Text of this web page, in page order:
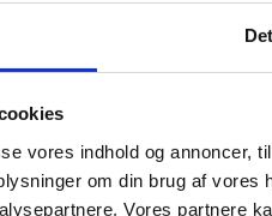
vores indhold og annoncer,
om din brug af
Vores partnere
Projekter i Alpaca skal
farver. Så hvis du vil
sikker vej med dine
1 farver her. Hvis du gerne